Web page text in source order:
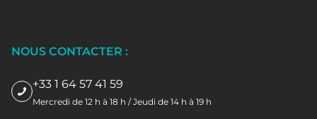
NOUS CONTACTER :
+33 1 64 57 41 59
Mercredi de 12 h à 18 h / Jeudi de 14 h à 19 h